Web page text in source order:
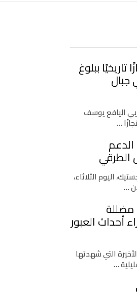
ببلوغ
2” في جبال
اليافع يوسف
الطرقي
اليوم الثلاثاء،
…
مضللة
أحداث العبور
التي شهدتها
…